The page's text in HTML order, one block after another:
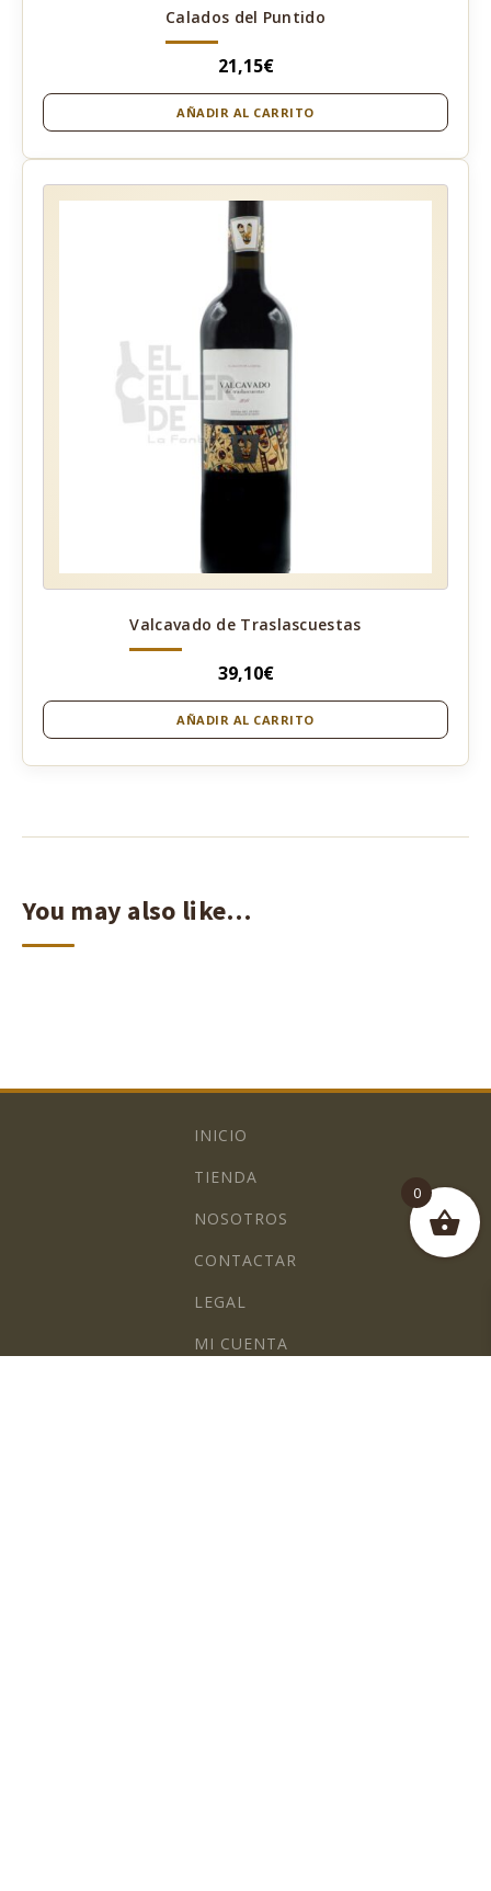
Calados del Puntido
21,15€
AÑADIR AL CARRITO
Valcavado de Traslascuestas
39,10€
AÑADIR AL CARRITO
You may also like…
INICIO
TIENDA
NOSOTROS
CONTACTAR
LEGAL
MI CUENTA
0